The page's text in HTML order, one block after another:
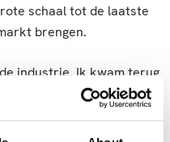
schaal tot de laatste
brengen.
industrie. Ik kwam terug
voor de opleiding
begin erg spannend,
steeds met veel plezier